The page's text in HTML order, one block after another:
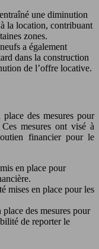
une diminution
la location, contribuant
zones.
a également
dans la construction
de l’offre locative.
des mesures pour
mesures ont visé à
financier pour le
en place pour
mises en place pour les
des mesures pour
de reporter le